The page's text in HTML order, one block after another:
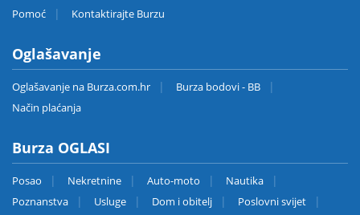
Pomoć Kontaktirajte Burzu
Oglašavanje
Oglašavanje na Burza.com.hr
Burza bodovi - BB
Način plaćanja
Burza OGLASI
Posao Nekretnine Auto-moto
Nautika
Poznanstva
Usluge Dom i obitelj
Poslovni svijet